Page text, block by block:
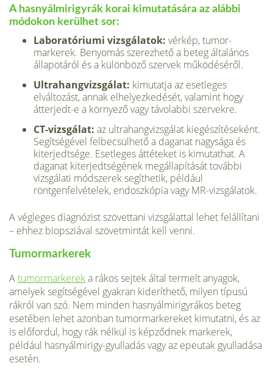
A hasnyálmirigyrák korai kimutatására az alábbi
módokon kerülhet sor:
Laboratóriumi vizsgálatok: vérkép, tumor­
markerek. Benyomás szerezhető a beteg általános
állapotáról és a különböző szervek működéséről.
Ultrahangvizsgálat: kimutatja az esetleges
elváltozást, annak elhelyezkedését, valamint hogy
átterjedt-e a környező vagy távolabbi szervekre.
CT-vizsgálat: az ultrahangvizsgálat kiegé­szítéseként.
Segítségével felbecsülhető a daganat nagysága és
kiterjedtsége. Esetle­ges áttéteket is kimutathat. A
daganat kiterjedtségének megállapítását további
vizsgálati módszerek segíthetik, például
röntgenfelvételek, endoszkópia vagy MR-vizsgálatok.
A végleges diagnózist szövettani vizsgálattal lehet felállítani
– ehhez biopsziával szövet­mintát kell venni.
Tumormarkerek
Atumormarkereka rákos sejtek által termelt anyagok,
amelyek segítségével gyakran ki­deríthető, milyen típusú
rákról van szó. Nem minden hasnyálmirigyrákos beteg
esetében lehet azonban tumormarkereket kimutatni, és az
is előfordul, hogy rák nélkül is képződnek markerek,
például hasnyálmirigy-gyulladás vagy az epeutak gyulladása
esetén.